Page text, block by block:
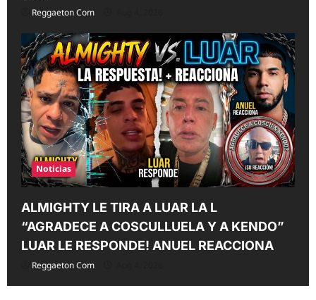
Reggaeton Com
Noticias
ALMIGHTY LE TIRA A LUAR LA L
“AGRADECE A COSCULLUELA Y A KENDO”
LUAR LE RESPONDE! ANUEL REACCIONA
Reggaeton Com